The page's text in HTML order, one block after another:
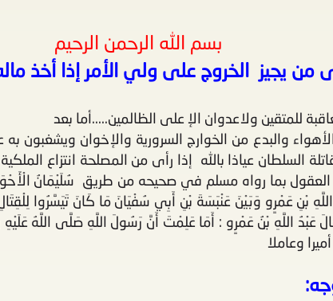
بسم الله الرحمن الرحيم
من يجيز الخروج على ولي الأمر إذا أخذ ماله
للمتقين ولاعدوان الإ على الظالمين.....أما بعد
والبدع من الخوارج السرورية والإخوان ويشغبون
السلطان عياذا بالله إذا رأى من المصلحة انتزاع
بما رواه مسلم في صحيحه من طريق سُلَيْمَانُ الْأَحْوَلُ
اللَّهِ بْنِ عَمْرٍو وَبَيْنَ عَنْبَسَةَ بْنِ أَبِي سُفْيَانَ مَا كَانَ تَيَسَّرُوا
عَبْدُ اللَّهِ بْنُ عَمْرٍو : أَمَا عَلِمْتَ أَنَّ رَسُولَ اللَّهِ صَلَّى اللَّهُ
وعاملا